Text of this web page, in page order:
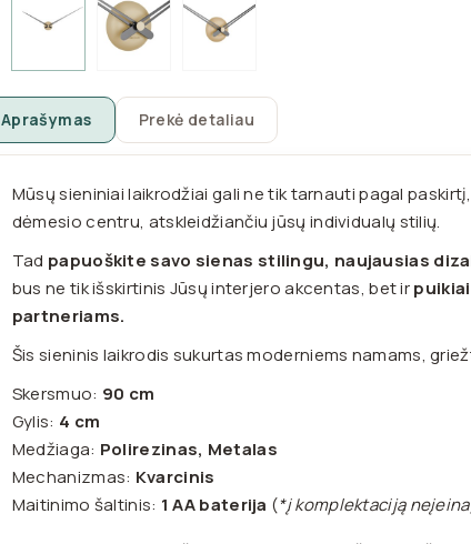
Aprašymas Prekė detaliau
Mūsų sieniniai laikrodžiai gali ne tik tarnauti pagal
dėmesio centru, atskleidžiančiu jūsų individualų stilių.
Tad papuoškite savo sienas stilingu, naujausias
bus ne tik išskirtinis Jūsų interjero akcentas, bet ir
partneriams.
Šis sieninis laikrodis sukurtas moderniems namams,
Skersmuo: 90 cm
Gylis: 4 cm
Medžiaga: Polirezinas, Metalas
Mechanizmas: Kvarcinis
Maitinimo šaltinis: 1 AA baterija (*į komplektaciją